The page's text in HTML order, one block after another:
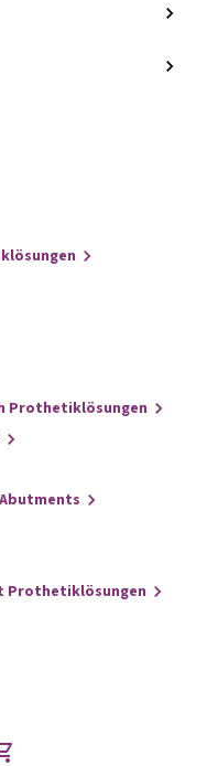
Prothetiklösungen
Prothetiklösungen